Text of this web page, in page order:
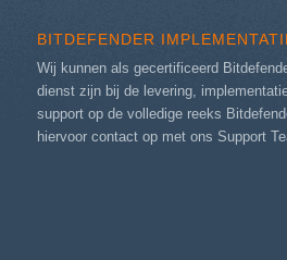
BITDEFENDER
Wij kunnen als gecertificeerd
dienst zijn bij de levering,
support op de volledige reeks
hiervoor contact op met ons Support